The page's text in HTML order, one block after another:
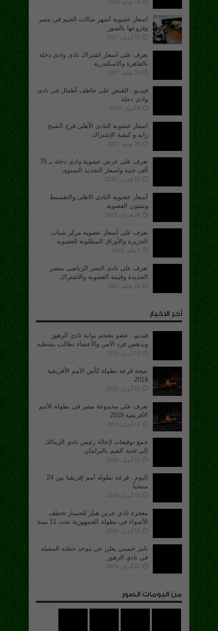
14 يونيو، 2018
اسعار عضوية أشهر صالات الجيم فى مصر
وفروعها بالصور
13 أبريل، 2017
تعرف على اسعار اشتراك نادى وادى دجلة
بالقاهرة والاسكندرية
23 يوليو، 2017
فيديو.. القبض على خاطف أطفال فى نادى
وادى دجلة
8 أبريل، 2018
اسعار عضوية النادى الأهلى فرع الشيخ
زايد و كيفية الإشتراك
26 يونيو، 2017
تعرف على عرض عضوية وادى دجلة بـ 75
ألف جنية واسعار التجديد السنوى
11 فبراير، 2018
أسعار عضوية النادى الاهلى والتقسيط
وشئون العضوية
28 فبراير، 2018
تعرف على أسعار عضوية مركز شباب
الجزيرة والأوراق المطلوبة للعضوية
2 يناير، 2018
تعرف على نادى النصر الرياضى بمصر
الجديدة وقيمة العضوية والاشتراك
16 يوليو، 2017
أخر الاخبار
فيديو.. عضو يقتحم بوابة نادي الزهور
ويدهس فرد الأمن والأعضاء تطالب بشطبه
13 أبريل، 2019
نتيجة قرعة بطولة كأس الأمم الأفريقية
2019
12 أبريل، 2019
تعرف علي مجموعة مصر في بطولة الأمم
الأفريقية 2019
12 أبريل، 2019
جمع توقيعات لإحالة رئيس نادي الزمالك
إلى لجنة القيم بالبرلمان
12 أبريل، 2019
اليوم.. قرعة بطولة أمم إفريقيا بين 24
منتخباً
12 أبريل، 2019
معجزة نادي جرين هيلز للجمباز تخطف
الأضواء في بطولة الجمهورية تحت 11 سنة
12 أبريل، 2019
تامر حسني يعلن عن موعد حفلته المقبله
في نادي الزهور
12 أبريل، 2019
من البومات الصور